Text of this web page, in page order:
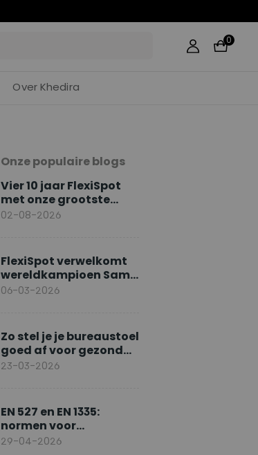
0
Over Khedira
Onze populaire blogs
Vier 10 jaar FlexiSpot
met onze grootste
jubileumacties
02-08-2026
FlexiSpot verwelkomt
wereldkampioen Sami
Khedira als Europese
06-03-2026
Zo stel je je bureaustoel
goed af voor gezond
zitten
23-03-2026
EN 527 en EN 1335:
normen voor
ergonomisch werken
29-04-2026